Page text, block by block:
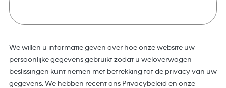
We willen u informatie geven over hoe onze website uw
persoonlijke gegevens gebruikt zodat u weloverwogen
beslissingen kunt nemen met betrekking tot de privacy van uw
gegevens. We hebben recent ons Privacybeleid en onze